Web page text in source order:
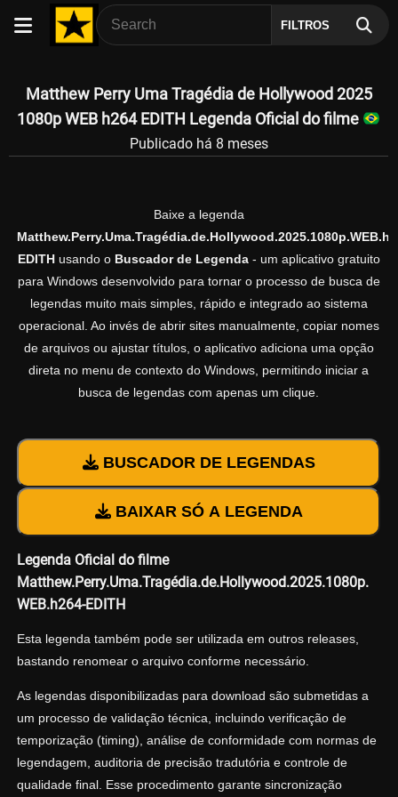
FILTROS
Matthew Perry Uma Tragédia de Hollywood 2025
1080p WEB h264 EDITH Legenda Oficial do filme
Publicado há 8 meses
Baixe a legenda
EDITHusando o Buscador de Legenda- um aplicativo gratuito
para Windows desenvolvido para tornar o processo de busca de
legendas muito mais simples, rápido e integrado ao sistema
operacional. Ao invés de abrir sites manualmente, copiar nomes
de arquivos ou ajustar títulos, o aplicativo adiciona uma opção
direta no menu de contexto do Windows, permitindo iniciar a
busca de legendas com apenas um clique.
BUSCADOR DE LEGENDAS
BAIXAR SÓ A LEGENDA
Legenda Oficial do filme
Matthew.Perry.Uma.Tragédia.de.Hollywood.2025.1080p.
WEB.h264-EDITH
Esta legenda também pode ser utilizada em outros releases,
bastando renomear o arquivo conforme necessário.
As legendas disponibilizadas para download são submetidas a
um processo de validação técnica, incluindo verificação de
temporização (timing), análise de conformidade com normas de
legendagem, auditoria de precisão tradutória e controle de
qualidade final. Esse procedimento garante sincronização